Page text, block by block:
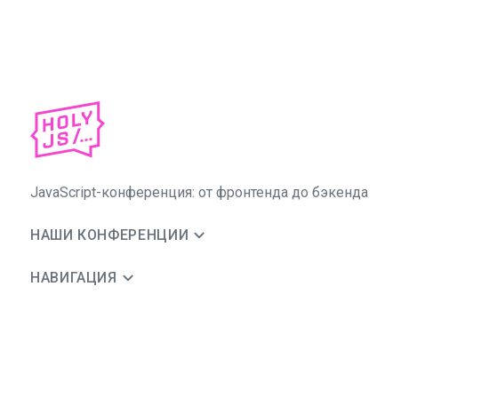
JavaScript-конференция: от фронтенда до бэкенда
НАШИ КОНФЕРЕНЦИИ
НАВИГАЦИЯ